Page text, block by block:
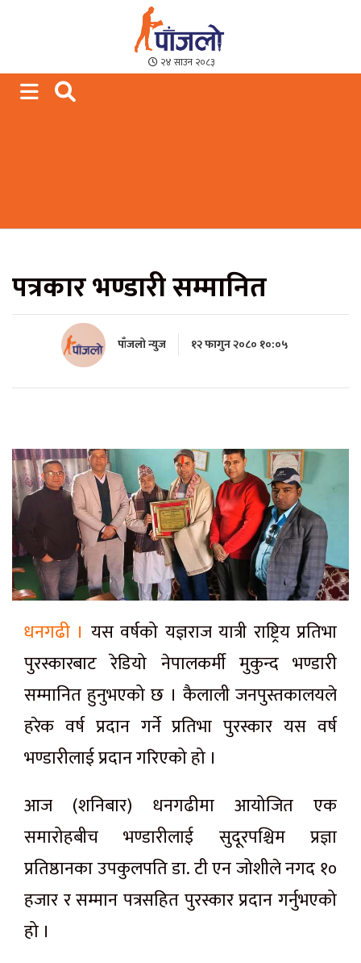
Paajalo News
We are from Far West Nepal
२४ साउन २०८३
पत्रकार भण्डारी सम्मानित
पाँजलो न्युज १२ फागुन २०८० १०:०५
धनगढी । यस वर्षको यज्ञराज यात्री राष्ट्रिय प्रतिभा
पुरस्कारबाट रेडियो नेपालकर्मी मुकुन्द भण्डारी
सम्मानित हुनुभएको छ । कैलाली जनपुस्तकालयले
हरेक वर्ष प्रदान गर्ने प्रतिभा पुरस्कार यस वर्ष
भण्डारीलाई प्रदान गरिएको हो ।
आज (शनिबार) धनगढीमा आयोजित एक
समारोहबीच भण्डारीलाई सुदूरपश्चिम प्रज्ञा
प्रतिष्ठानका उपकुलपति डा. टी एन जोशीले नगद १०
हजार र सम्मान पत्रसहित पुरस्कार प्रदान गर्नुभएको
हो ।